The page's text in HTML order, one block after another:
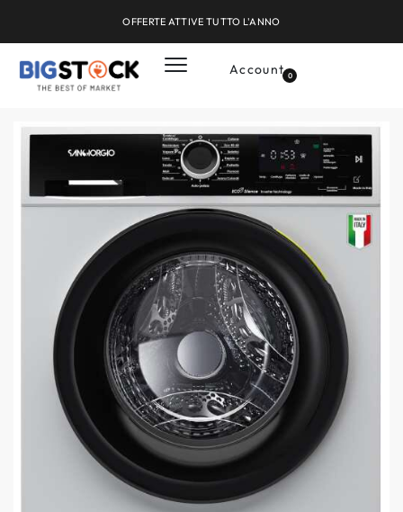
OFFERTE ATTIVE TUTTO L'ANNO
Account 0